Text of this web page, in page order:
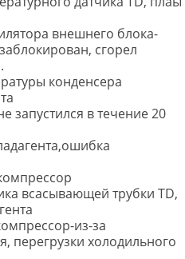
внешнего блока-
сгорел
конденсера
запустился в течение 20
всасывающей трубки TD,
из-за
перегрузки холодильного